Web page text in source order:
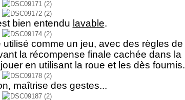
bien entendu lavable.
utilisé comme un jeu, avec des règles de
la récompense finale cachée dans la
en utilisant la roue et les dès fournis.
maîtrise des gestes...